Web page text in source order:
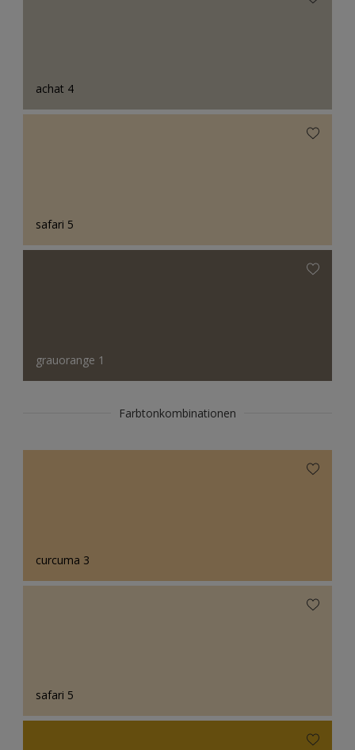
achat 4
safari 5
grauorange 1
Farbtonkombinationen
curcuma 3
safari 5